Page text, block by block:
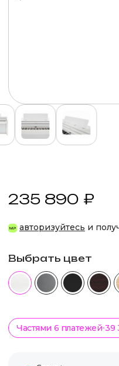
235 890 ₽
авторизуйтесь и
Выбрать цвет
Частями 6 платежей 39